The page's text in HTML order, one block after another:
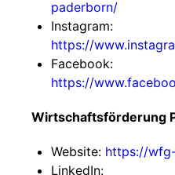
paderborn/
Instagram:
https://
Facebook:
https://
Wirtschaftsförderung
Website: https://
LinkedIn: